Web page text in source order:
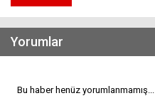
Yorumlar
Bu haber henüz yorumlanmamış...